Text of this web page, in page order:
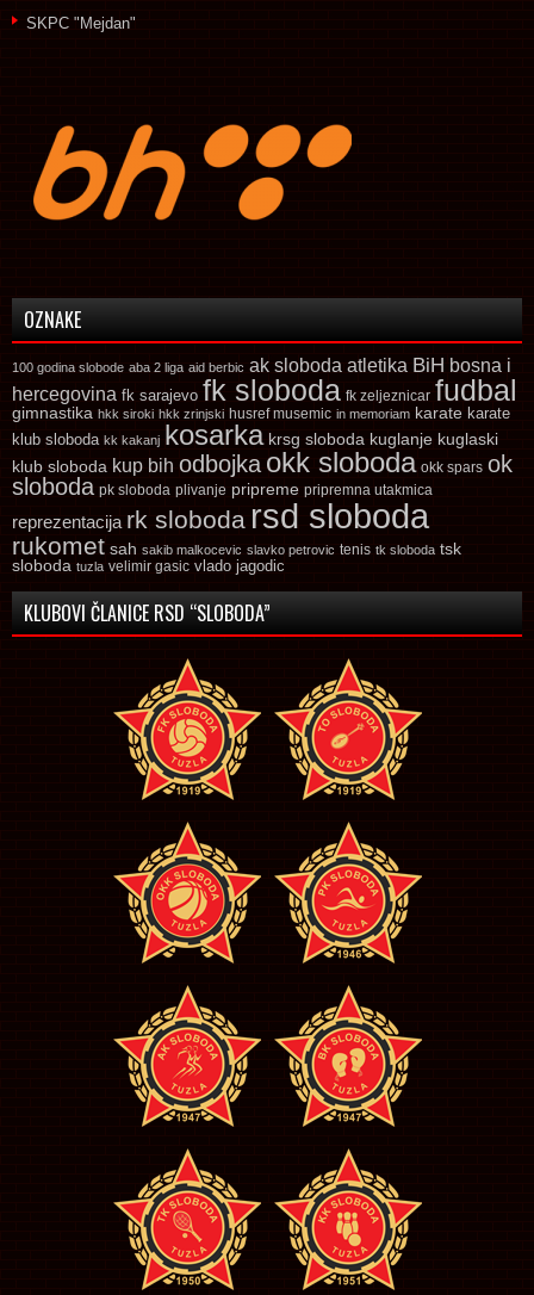
SKPC "Mejdan"
OZNAKE
100 godina slobode aba 2 liga aid berbic ak sloboda atletika BiH bosna i
hercegovina fk sarajevo fk sloboda fk zeljeznicar fudbal
gimnastika hkk siroki hkk zrinjski husref musemic in memoriam karate karate
klub sloboda kk kakanj kosarka krsg sloboda kuglanje kuglaski
klub sloboda kup bih odbojka okk sloboda okk spars ok
sloboda pk sloboda plivanje pripreme pripremna utakmica
reprezentacija rk sloboda rsd sloboda
rukomet sah sakib malkocevic slavko petrovic tenis tk sloboda tsk
sloboda tuzla velimir gasic vlado jagodic
KLUBOVI ČLANICE RSD “SLOBODA”